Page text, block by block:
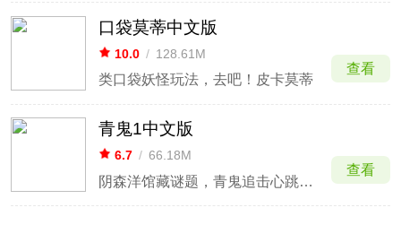
口袋莫蒂中文版
10.0 / 128.61M
类口袋妖怪玩法，去吧！皮卡莫蒂
查看
青鬼1中文版
6.7 / 66.18M
阴森洋馆藏谜题，青鬼追击心跳爆表
查看